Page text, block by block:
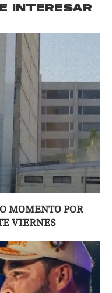
INTERESAR
MOMENTO POR
VIERNES